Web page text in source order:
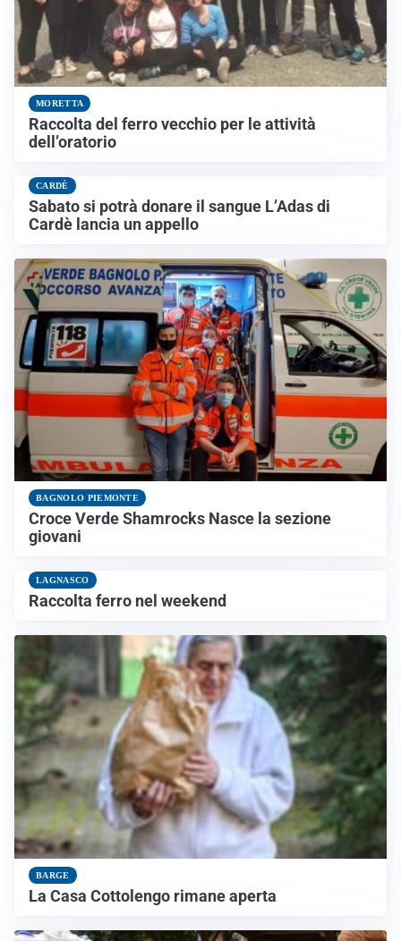
MORETTA
Raccolta del ferro vecchio per le attività
dell’oratorio
CARDÈ
Sabato si potrà donare il sangue L’Adas di
Cardè lancia un appello
BAGNOLO PIEMONTE
Croce Verde Shamrocks Nasce la sezione
giovani
LAGNASCO
Raccolta ferro nel weekend
BARGE
La Casa Cottolengo rimane aperta